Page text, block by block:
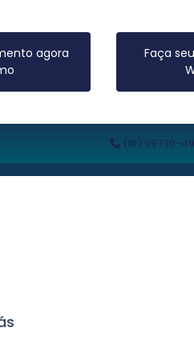
agora
Faça
(19) 99730-